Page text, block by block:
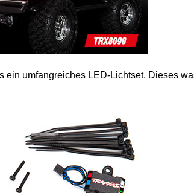
ein umfangreiches LED-Lichtset. Dieses